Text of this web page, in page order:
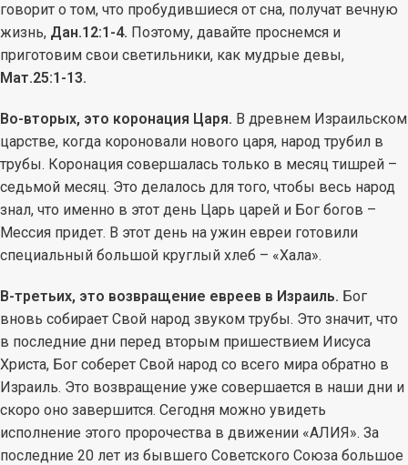
говорит о том, что пробудившиеся от сна, получат вечную
жизнь, Дан.12:1-4. Поэтому, давайте проснемся и
приготовим свои светильники, как мудрые девы,
Мат.25:1-13.
Во-вторых, это коронация Царя. В древнем Израильском
царстве, когда короновали нового царя, народ трубил в
трубы. Коронация совершалась только в месяц тишрей –
седьмой месяц. Это делалось для того, чтобы весь народ
знал, что именно в этот день Царь царей и Бог богов –
Мессия придет. В этот день на ужин евреи готовили
специальный большой круглый хлеб – «Хала».
В-третьих, это возвращение евреев в Израиль. Бог
вновь собирает Свой народ звуком трубы. Это значит, что
в последние дни перед вторым пришествием Иисуса
Христа, Бог соберет Свой народ со всего мира обратно в
Израиль. Это возвращение уже совершается в наши дни и
скоро оно завершится. Сегодня можно увидеть
исполнение этого пророчества в движении «АЛИЯ». За
последние 20 лет из бывшего Советского Союза большое